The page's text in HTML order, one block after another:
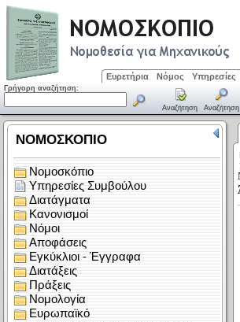
Ευρετήρια Νόμος Υπηρεσίες
Γρήγορη αναζήτηση:
Αναζήτηση Αναζήτηση